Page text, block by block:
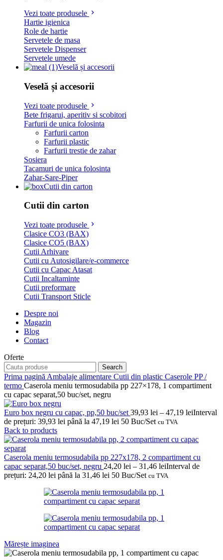
Vezi toate produsele
Hartie igienica
Role de hartie
Servetele de masa
Servetele Dispenser
Servetele umede
Veselă și accesorii
Veselă și accesorii
Vezi toate produsele
Bete frigarui, aperitiv si scobitori
Farfurii de unica folosinta
Farfurii carton
Farfurii plastic
Farfurii trestie de zahar
Sosiera
Tacamuri de unica folosinta
Zahar-Sare-Piper
Cutii din carton
Cutii din carton
Vezi toate produsele
Clasice CO3 (BAX)
Clasice CO5 (BAX)
Cutii Arhivare
Cutii cu Autosigilare/e-commerce
Cutii cu Capac Atasat
Cutii Incaltaminte
Cutii preformare
Cutii Transport Sticle
Despre noi
Magazin
Blog
Contact
Oferte
Search
Prima pagină Ambalaje alimentare Cutii din plastic Caserole PP /
termo Caserola meniu termosudabila pp 227×178, 1 compartiment
cu capac separat,50 buc/set, negru
Euro box negru cu capac, pp,50 buc/set 39,93 lei – 47,19 leiInterval
de prețuri: 39,93 lei până la 47,19 lei 50 Buc/Set cu TVA
Back to products
Caserola meniu termosudabila pp 227x178, 2 compartiment cu
capac separat,50 buc/set, negru 24,20 lei – 31,46 leiInterval de
prețuri: 24,20 lei până la 31,46 lei 50 Buc/Set cu TVA
Mărește imaginea